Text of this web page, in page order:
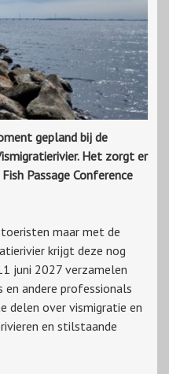
gepland bij de
Het zorgt er
Passage Conference
maar met de
krijgt deze nog
juni 2027 verzamelen
en andere professionals
delen over vismigratie en
en stilstaande